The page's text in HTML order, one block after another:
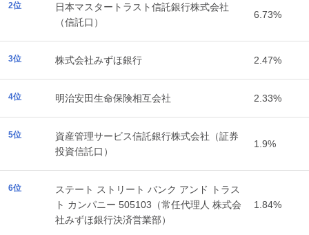
2位
日本マスタートラスト信託銀行株式会社
（信託口）
6.73%
3位 株式会社みずほ銀行 2.47%
4位 明治安田生命保険相互会社 2.33%
5位
資産管理サービス信託銀行株式会社（証券
投資信託口）
1.9%
6位
ステート ストリート バンク アンド トラス
ト カンパニー 505103（常任代理人 株式会
社みずほ銀行決済営業部）
1.84%